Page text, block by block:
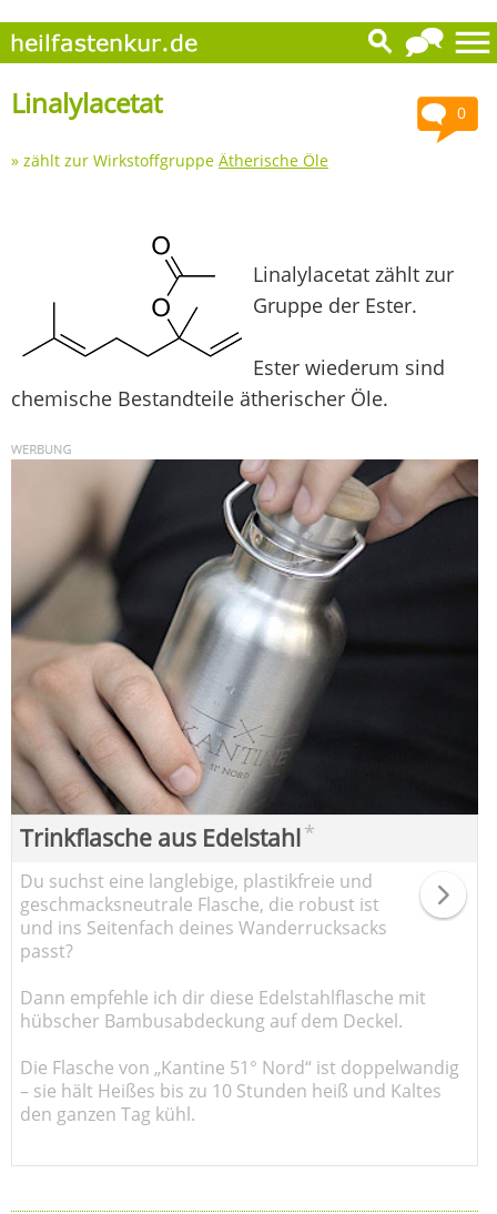
0
Linalylacetat
» zählt zur Wirkstoffgruppe Ätherische Öle
Linalylacetat zählt zur
Gruppe der Ester.
Ester wiederum sind
chemische Bestandteile ätherischer Öle.
Trinkflasche aus Edelstahl*
Du suchst eine langlebige, plastikfreie und
geschmacksneutrale Flasche, die robust ist
und ins Seitenfach deines Wanderrucksacks
passt?
Dann empfehle ich dir diese Edelstahlflasche mit
hübscher Bambusabdeckung auf dem Deckel.
Die Flasche von „Kantine 51° Nord“ ist doppelwandig
– sie hält Heißes bis zu 10 Stunden heiß und Kaltes
den ganzen Tag kühl.